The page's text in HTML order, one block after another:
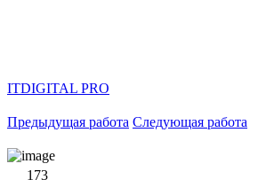
ITDIGITAL PRO
Предыдущая работа Следующая работа
173